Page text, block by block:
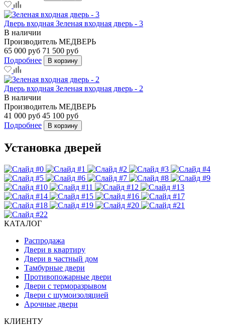
Дверь входная Зеленая входная дверь - 3
В наличии
Производитель МЕДВЕРЬ
65 000 руб 71 500 руб
Подробнее
В корзину
Дверь входная Зеленая входная дверь - 2
В наличии
Производитель МЕДВЕРЬ
41 000 руб 45 100 руб
Подробнее
В корзину
Установка дверей
КАТАЛОГ
Распродажа
Двери в квартиру
Двери в частный дом
Тамбурные двери
Противопожарные двери
Двери с терморазрывом
Двери с шумоизоляцией
Арочные двери
КЛИЕНТУ